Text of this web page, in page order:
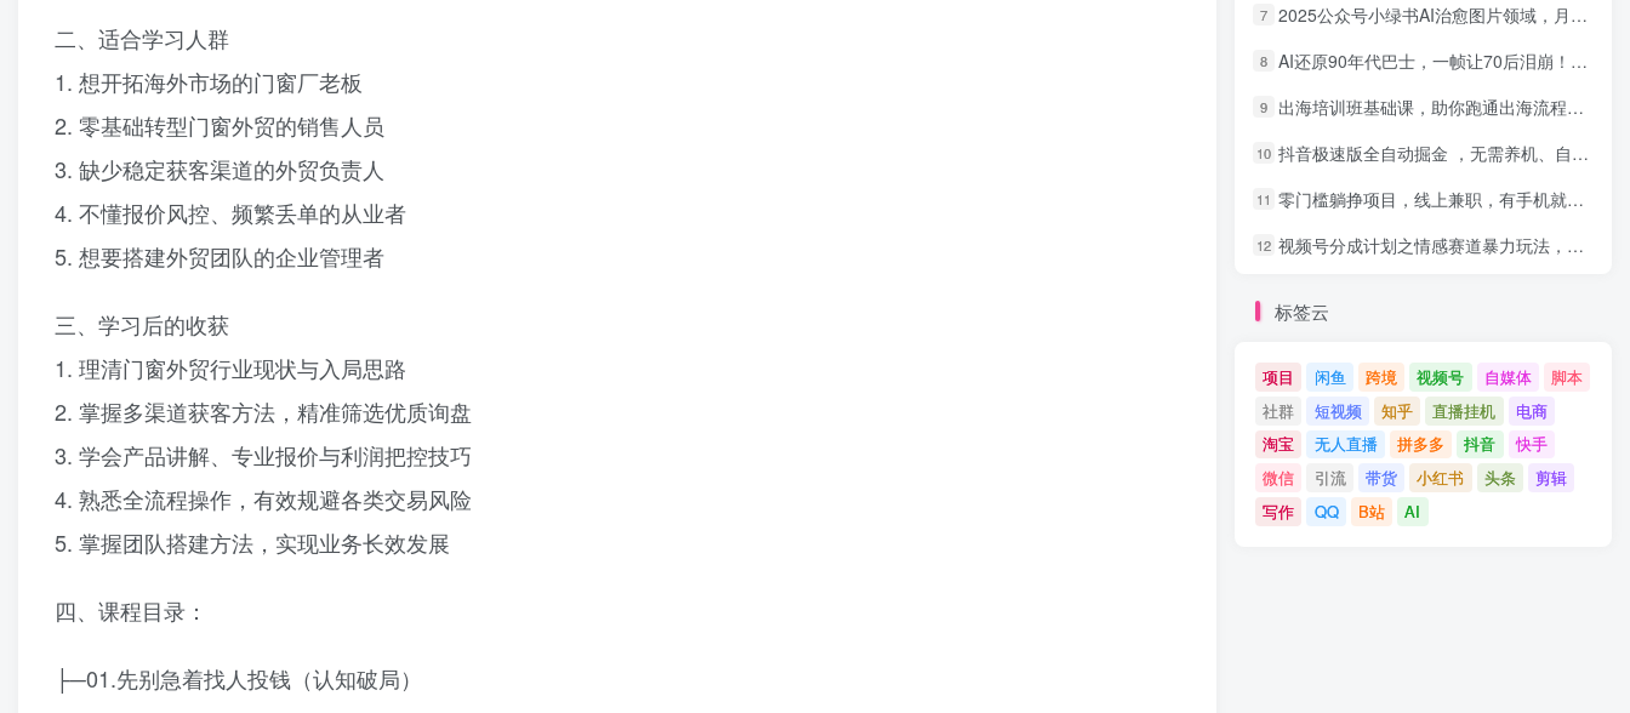
二、适合学习人群
1. 想开拓海外市场的门窗厂老板
2. 零基础转型门窗外贸的销售人员
3. 缺少稳定获客渠道的外贸负责人
4. 不懂报价风控、频繁丢单的从业者
5. 想要搭建外贸团队的企业管理者
三、学习后的收获
1. 理清门窗外贸行业现状与入局思路
2. 掌握多渠道获客方法，精准筛选优质询盘
3. 学会产品讲解、专业报价与利润把控技巧
4. 熟悉全流程操作，有效规避各类交易风险
5. 掌握团队搭建方法，实现业务长效发展
四、课程目录：
├─01.先别急着找人投钱（认知破局）
7 2025公众号小绿书AI治愈图片领域，月入过W，蓝海赛道【附工具+指令】
8 AI还原90年代巴士，一帧让70后泪崩！播放量碾压90%怀旧号，每天10分钟，日入4位数
9 出海培训班基础课，助你跑通出海流程，实战案例拆解，含 TikTok 榜单资源
10 抖音极速版全自动掘金 ，无需养机、自动化不封号，全程脱离人工，全自动运行【揭秘】
11 零门槛躺挣项目，线上兼职，有手机就能做 一小时稳挣50+，识字就能玩【揭秘】
12 视频号分成计划之情感赛道暴力玩法，可批量操作，保姆级教学
标签云
项目 闲鱼 跨境 视频号 自媒体
脚本
社群
短视频 知乎 直播挂机
电商
淘宝
无人直播 拼多多 抖音
快手
微信
引流 带货 小红书 头条
剪辑
写作
QQ B站 AI